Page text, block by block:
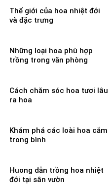
Thế giới của hoa nhiệt đới
và đặc trưng
Những loại hoa phù hợp
trồng trong văn phòng
Cách chăm sóc hoa tươi lâu
ra hoa
Khám phá các loài hoa cắm
trong bình
Huong dẫn trồng hoa nhiệt
đới tại sân vườn